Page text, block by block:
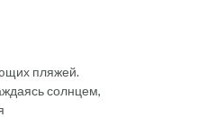
пляжей.
солнцем,